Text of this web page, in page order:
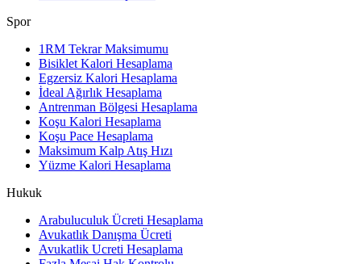
Spor
1RM Tekrar Maksimumu
Bisiklet Kalori Hesaplama
Egzersiz Kalori Hesaplama
İdeal Ağırlık Hesaplama
Antrenman Bölgesi Hesaplama
Koşu Kalori Hesaplama
Koşu Pace Hesaplama
Maksimum Kalp Atış Hızı
Yüzme Kalori Hesaplama
Hukuk
Arabuluculuk Ücreti Hesaplama
Avukatlık Danışma Ücreti
Avukatlik Ucreti Hesaplama